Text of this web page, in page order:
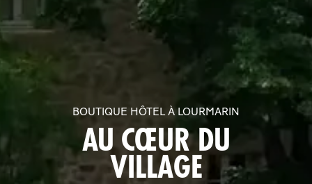
BOUTIQUE HÔTEL À LOURMARIN
AU CŒUR DU
VILLAGE